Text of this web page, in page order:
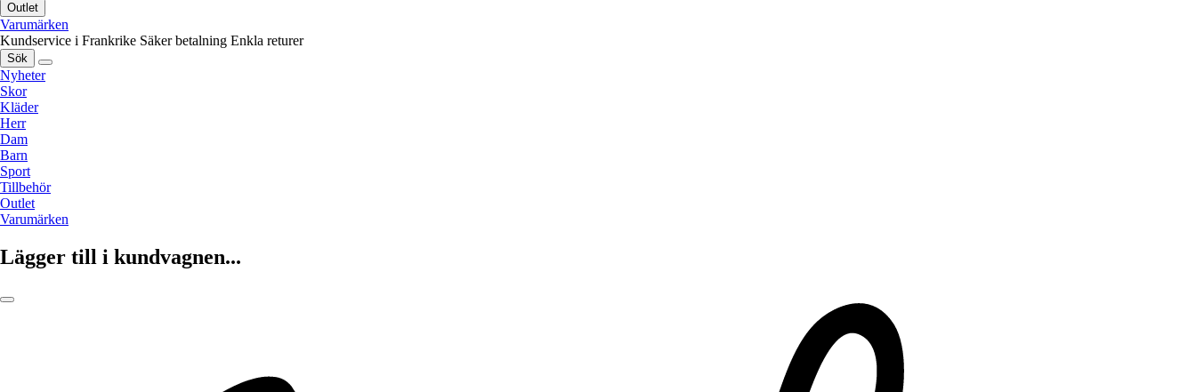
Outlet
Varumärken
Kundservice i Frankrike Säker betalning Enkla returer
Sök
Nyheter
Skor
Kläder
Herr
Dam
Barn
Sport
Tillbehör
Outlet
Varumärken
Lägger till i kundvagnen...